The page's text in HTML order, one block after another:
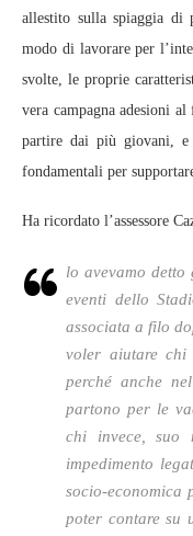
allestito sulla spiaggia di
modo di lavorare per
svolte, le proprie
vera campagna adesioni
partire dai più giovani, e
fondamentali per
Ha ricordato l’assessore
lo avevamo
eventi dello
associata a filo
voler aiutare chi
perché anche
partono per le
chi invece, suo
impedimento
socio-economica
poter contare su